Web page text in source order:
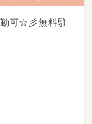
勤可☆彡無料駐